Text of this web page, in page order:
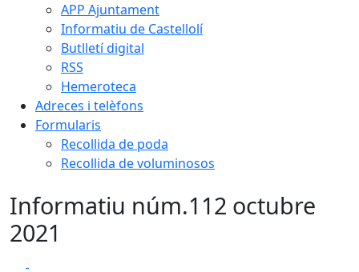
APP Ajuntament
Informatiu de Castellolí
Butlletí digital
RSS
Hemeroteca
Adreces i telèfons
Formularis
Recollida de poda
Recollida de voluminosos
Informatiu núm.112 octubre
2021